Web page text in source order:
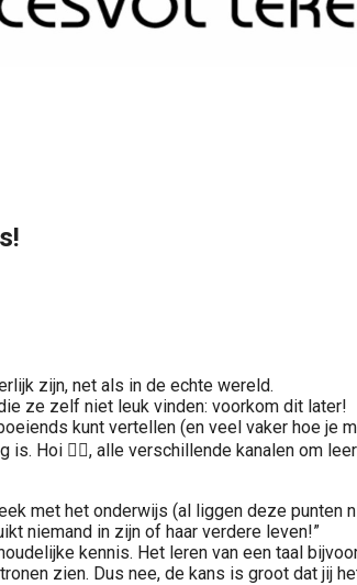
zijn, net als in de echte wereld.
ze zelf niet leuk vinden: voorkom dit later!
kunt vertellen (en veel vaker hoe je
is. Hoi 🙋‍♀️, alle verschillende kanalen om
met het onderwijs (al liggen deze
niemand in zijn of haar verdere leven!”
kennis. Het leren van een taal
zien. Dus nee, de kans is groot dat jij